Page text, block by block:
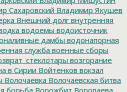
Сахаровский Владимир Якушев
Внешний долг внутренняя
водоемы водоисточник
дамбы водонапорная
служба военные сборы
возгорание
в Сирии Войтенков вокзал
Волочаевка Волочаевская битва
борьба Ворожбит Воропаева